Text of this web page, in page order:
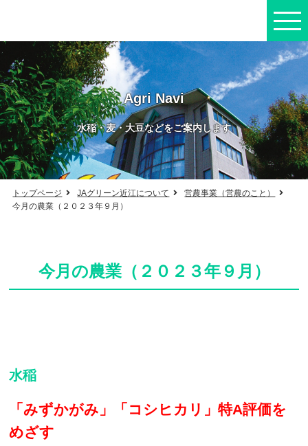
Agri Navi
水稲・麦・大豆などをご案内します
トップページ JAグリーン近江について
営農事業（営農のこと）
今月の農業（２０２３年９月）
今月の農業（２０２３年９月）
水稲
「みずかがみ」「コシヒカリ」特A評価を
めざす